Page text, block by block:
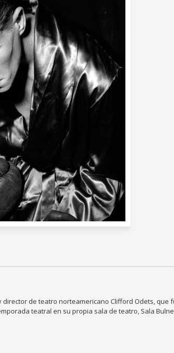
de teatro norteamericano Clifford Odets, que
teatral en su propia sala de teatro, Sala